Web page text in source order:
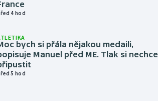
4 hod
bych si přála nějakou medaili,
Manuel před ME. Tlak si nechce
5 hod